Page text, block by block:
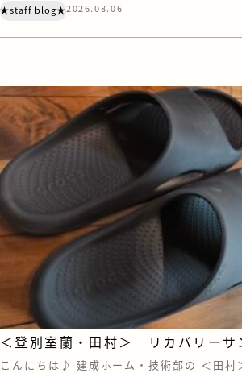
は、家具やキッチン、住宅設備などのショー
プが集う、住まいとインテリアの情報セン
★staff blog★2026.08.06
＜登別室蘭・田村＞ リカバリーサ
こんにちは♪ 建成ホーム・技術部の ＜田村